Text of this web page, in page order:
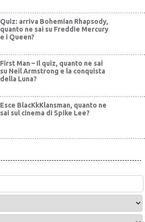
Quiz: arriva Bohemian Rhapsody,
quanto ne sai su Freddie Mercury
e i Queen?
First Man – Il quiz, quanto ne sai
su Neil Armstrong e la conquista
della Luna?
Esce BlacKkKlansman, quanto ne
sai sul cinema di Spike Lee?